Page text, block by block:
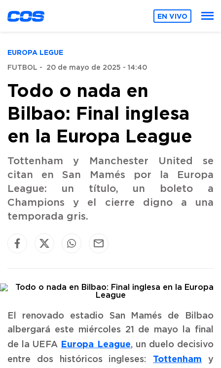
EN VIVO
EUROPA LEGUE
FUTBOL - 20 de mayo de 2025 - 14:40
Todo o nada en
Bilbao: Final inglesa
en la Europa League
Tottenham y Manchester United se
citan en San Mamés por la Europa
League: un título, un boleto a
Champions y el cierre digno a una
temporada gris.
El renovado estadio San Mamés de Bilbao
albergará este miércoles 21 de mayo la final
de la UEFA Europa League, un duelo decisivo
entre dos históricos ingleses: Tottenham y